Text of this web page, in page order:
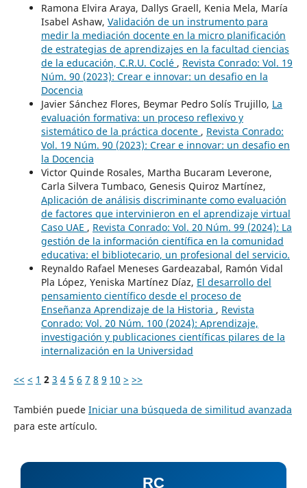
Ramona Elvira Araya, Dallys Graell, Kenia Mela, María
Isabel Ashaw, Validación de un instrumento para
medir la mediación docente en la micro planificación
de estrategias de aprendizajes en la facultad ciencias
de la educación, C.R.U. Coclé , Revista Conrado: Vol. 19
Núm. 90 (2023): Crear e innovar: un desafio en la
Docencia
Javier Sánchez Flores, Beymar Pedro Solís Trujillo, La
evaluación formativa: un proceso reflexivo y
sistemático de la práctica docente , Revista Conrado:
Vol. 19 Núm. 90 (2023): Crear e innovar: un desafio en
la Docencia
Victor Quinde Rosales, Martha Bucaram Leverone,
Carla Silvera Tumbaco, Genesis Quiroz Martínez,
Aplicación de análisis discriminante como evaluación
de factores que intervinieron en el aprendizaje virtual
Caso UAE , Revista Conrado: Vol. 20 Núm. 99 (2024): La
gestión de la información científica en la comunidad
educativa: el bibliotecario, un profesional del servicio.
Reynaldo Rafael Meneses Gardeazabal, Ramón Vidal
Pla López, Yeniska Martínez Díaz, El desarrollo del
pensamiento científico desde el proceso de
Enseñanza Aprendizaje de la Historia , Revista
Conrado: Vol. 20 Núm. 100 (2024): Aprendizaje,
investigación y publicaciones científicas pilares de la
internalización en la Universidad
<< < 1 2 3 4 5 6 7 8 9 10 > >>
También puede Iniciar una búsqueda de similitud avanzada
para este artículo.
RC